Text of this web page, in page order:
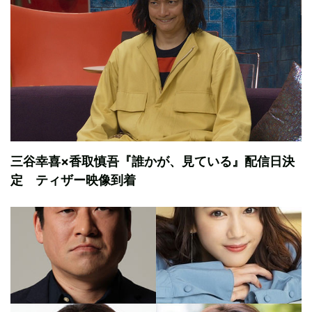
三谷幸喜×香取慎吾『誰かが、見ている』配信日決
定 ティザー映像到着